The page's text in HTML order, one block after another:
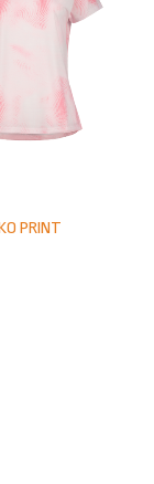
PRINT